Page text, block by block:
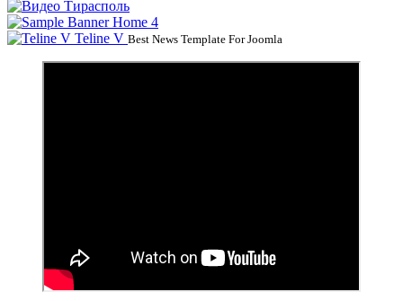
Teline V Best News Template For Joomla